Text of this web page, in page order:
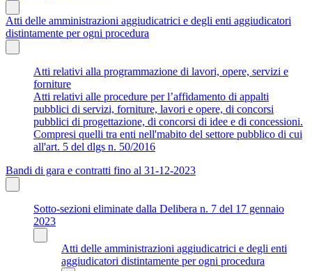
Atti delle amministrazioni aggiudicatrici e degli enti aggiudicatori
distintamente per ogni procedura
Atti relativi alla programmazione di lavori, opere, servizi e
forniture
Atti relativi alle procedure per l’affidamento di appalti
pubblici di servizi, forniture, lavori e opere, di concorsi
pubblici di progettazione, di concorsi di idee e di concessioni.
Compresi quelli tra enti nell'mabito del settore pubblico di cui
all'art. 5 del dlgs n. 50/2016
Bandi di gara e contratti fino al 31-12-2023
Sotto-sezioni eliminate dalla Delibera n. 7 del 17 gennaio
2023
Atti delle amministrazioni aggiudicatrici e degli enti
aggiudicatori distintamente per ogni procedura